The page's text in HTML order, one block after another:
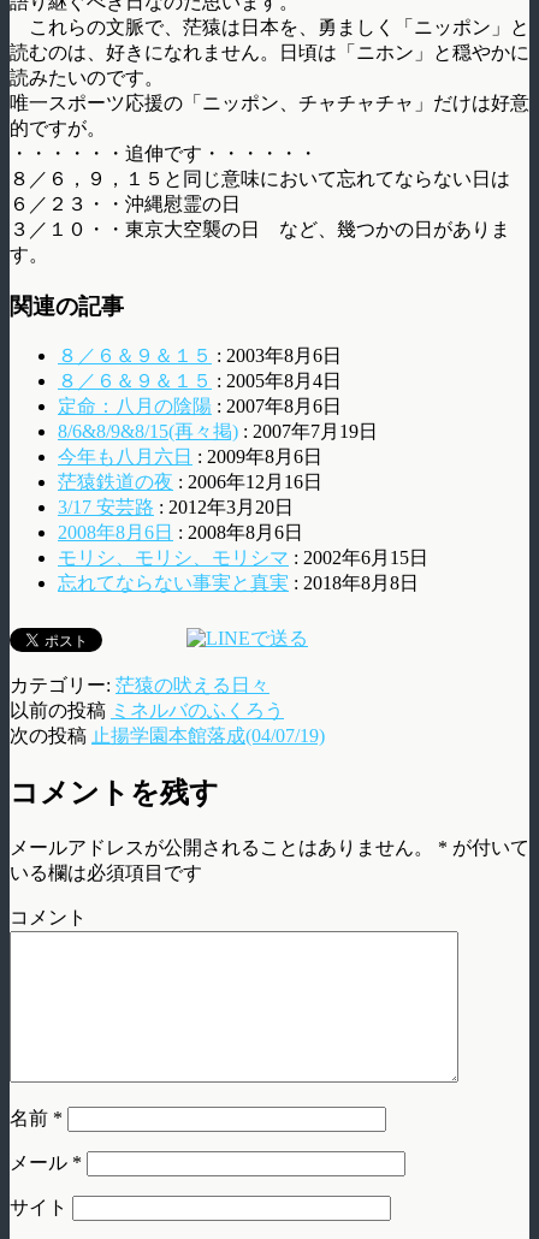
これらの文脈で、茫猿は日本を、勇ましく「ニッポン」と
読むのは、好きになれません。日頃は「ニホン」と穏やかに
読みたいのです。
唯一スポーツ応援の「ニッポン、チャチャチャ」だけは好意
的ですが。
・・・・・・追伸です・・・・・・
８／６，９，１５と同じ意味において忘れてならない日は
６／２３・・沖縄慰霊の日
３／１０・・東京大空襲の日 など、幾つかの日がありま
す。
関連の記事
８／６＆９＆１５ : 2003年8月6日
８／６＆９＆１５ : 2005年8月4日
定命：八月の陰陽 : 2007年8月6日
8/6&8/9&8/15(再々掲) : 2007年7月19日
今年も八月六日 : 2009年8月6日
茫猿鉄道の夜 : 2006年12月16日
3/17 安芸路 : 2012年3月20日
2008年8月6日 : 2008年8月6日
モリシ、モリシ、モリシマ : 2002年6月15日
忘れてならない事実と真実 : 2018年8月8日
カテゴリー: 茫猿の吠える日々
以前の投稿 ミネルバのふくろう
次の投稿 止揚学園本館落成(04/07/19)
コメントを残す
メールアドレスが公開されることはありません。 * が付いて
いる欄は必須項目です
コメント
名前 *
メール *
サイト